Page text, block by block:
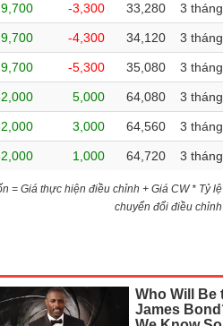
-3,300 33,280 3 tháng
-4,300 34,120 3 tháng
-5,300 35,080 3 tháng
5,000 64,080 3 tháng
3,000 64,560 3 tháng
1,000 64,720 3 tháng
= Giá thực hiện điều chỉnh + Giá CW * Tỷ lệ
chuyển đổi điều chỉnh